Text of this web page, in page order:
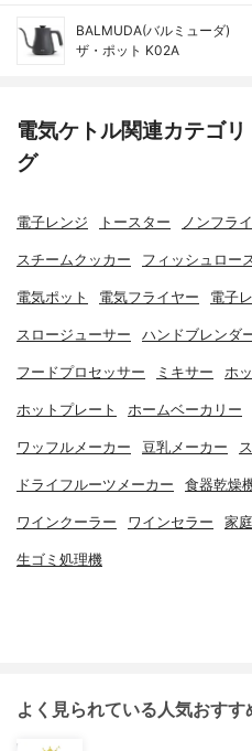
BALMUDA(バルミューダ)
ザ・ポット K02A
電気ケトル関連カテゴ
グ
電子レンジ トースター ノンフラ
スチームクッカー フィッシュロー
電気ポット 電気フライヤー 電子
スロージューサー ハンドブレンダ
フードプロセッサー ミキサー ホ
ホットプレート ホームベーカリー
ワッフルメーカー 豆乳メーカー
ドライフルーツメーカー 食器乾燥
ワインクーラー ワインセラー 家
生ゴミ処理機
よく見られている人気おすす